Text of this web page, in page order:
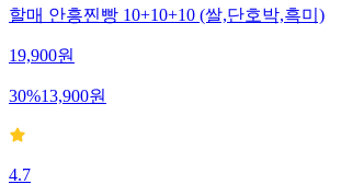
할매 안흥찐빵 10+10+10 (쌀,단호박,흑미)
19,900원
30%13,900원
4.7